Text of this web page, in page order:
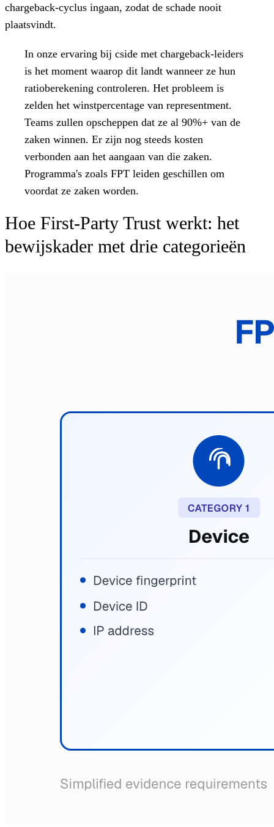
chargeback-cyclus ingaan, zodat de schade nooit
plaatsvindt.
In onze ervaring bij cside met chargeback-leiders
is het moment waarop dit landt wanneer ze hun
ratioberekening controleren. Het probleem is
zelden het winstpercentage van representment.
Teams zullen opscheppen dat ze al 90%+ van de
zaken winnen. Er zijn nog steeds kosten
verbonden aan het aangaan van die zaken.
Programma's zoals FPT leiden geschillen om
voordat ze zaken worden.
Hoe First-Party Trust werkt: het
bewijskader met drie categorieën